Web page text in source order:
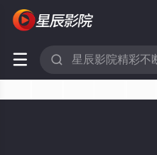
 